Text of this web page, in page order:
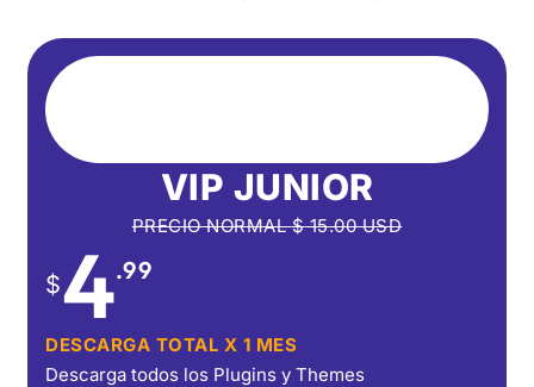
VIP JUNIOR
PRECIO NORMAL$15.00USD
$4.99
DESCARGA TOTAL X 1 MES
Descarga todos los Plugins y Themes